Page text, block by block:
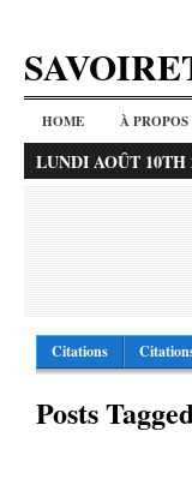
HOME À PROPOS
LUNDI AOÛT 10TH
Citations
Posts